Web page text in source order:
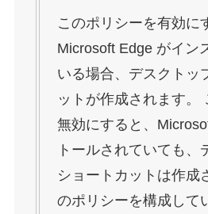
このポリシーを有効に
Microsoft Edge がイン
いる場合、デスクトッ
ットが作成されます。
無効にすると、
トールされていても、
ショートカットは作成
のポリシーを構成して